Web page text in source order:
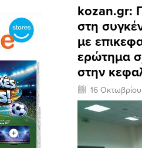
kozan.gr:
στη
με
ερώτημα
στην
16